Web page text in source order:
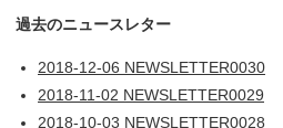
過去のニュースレター
2018-12-06 NEWSLETTER0030
2018-11-02 NEWSLETTER0029
2018-10-03 NEWSLETTER0028